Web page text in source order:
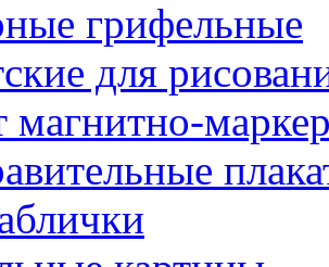
грифельные
для
магнитно-